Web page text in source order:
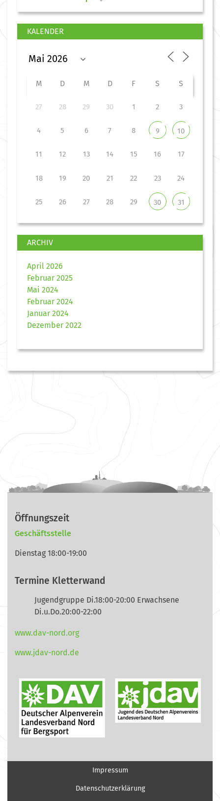
KALENDER
M D M D F S S
27 28 29 30 1 2 3
4 5 6 7 8 9 10
11 12 13 14 15 16 17
18 19 20 21 22 23 24
25 26 27 28 29 30 31
ARCHIV
April 2026
Februar 2025
Mai 2024
Februar 2024
Januar 2024
Dezember 2022
Öffnungszeit
Geschäftsstelle
Dienstag 18:00-19:00
Termine Kletterwand
Jugendgruppe Di.18:00-20:00 Erwachsene
Di.u.Do.20:00-22:00
www.dav-nord.org
www.jdav-nord.de
Impressum
Datenschutzerklärung